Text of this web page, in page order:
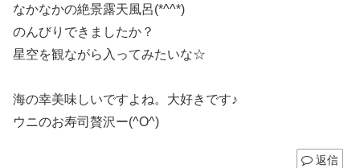
なかなかの絶景露天風呂(*^^*)
のんびりできましたか？
星空を観ながら入ってみたいな☆
海の幸美味しいですよね。大好きです♪
ウニのお寿司贅沢ー(^O^)
返信